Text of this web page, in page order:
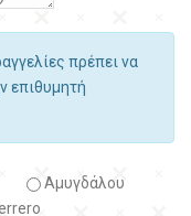
πρέπει να
επιθυμητή
Αμυγδάλου